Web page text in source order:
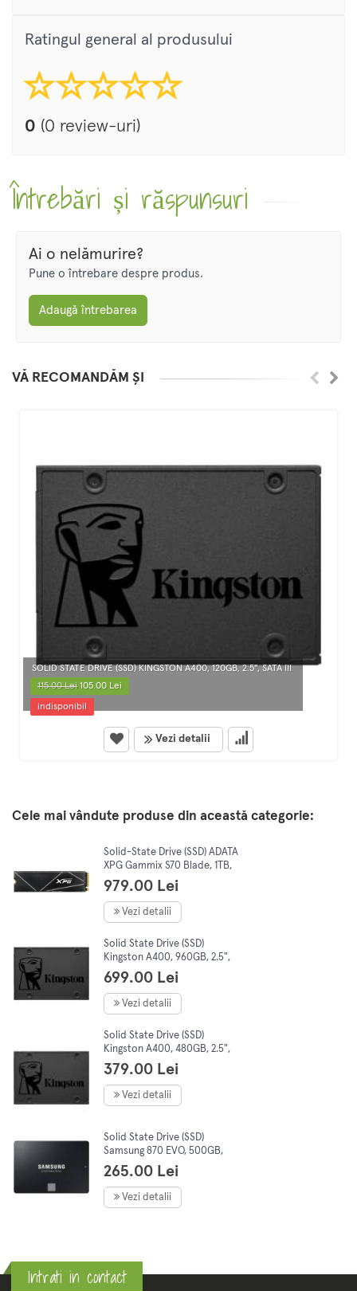
Ratingul general al produsului
0 (0 review-uri)
Întrebări și răspunsuri
Ai o nelămurire?
Pune o întrebare despre produs.
Adaugă întrebarea
VĂ RECOMANDĂM ȘI
SOLID STATE DRIVE (SSD) KINGSTON A400, 120GB, 2.5", SATA III
115.00 Lei105.00 Lei
indisponibil
Vezi detalii
Cele mai vândute produse din această categorie:
Solid-State Drive (SSD) ADATA
XPG Gammix S70 Blade, 1TB,
PCI Express 4.0 x4, M.2,
AGAMMIXS70B-1T-CS
979.00 Lei
Vezi detalii
Solid State Drive (SSD)
Kingston A400, 960GB, 2.5",
SATA III
699.00 Lei
Vezi detalii
Solid State Drive (SSD)
Kingston A400, 480GB, 2.5",
SATA III
379.00 Lei
Vezi detalii
Solid State Drive (SSD)
Samsung 870 EVO, 500GB,
2.5", SATA III
265.00 Lei
Vezi detalii
Intrati in contact